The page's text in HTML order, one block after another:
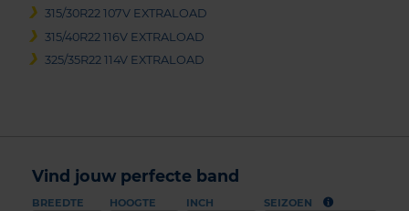
315/30R22 107V EXTRALOAD
315/40R22 116V EXTRALOAD
325/35R22 114V EXTRALOAD
Vind jouw perfecte band
BREEDTE HOOGTE INCH SEIZOEN